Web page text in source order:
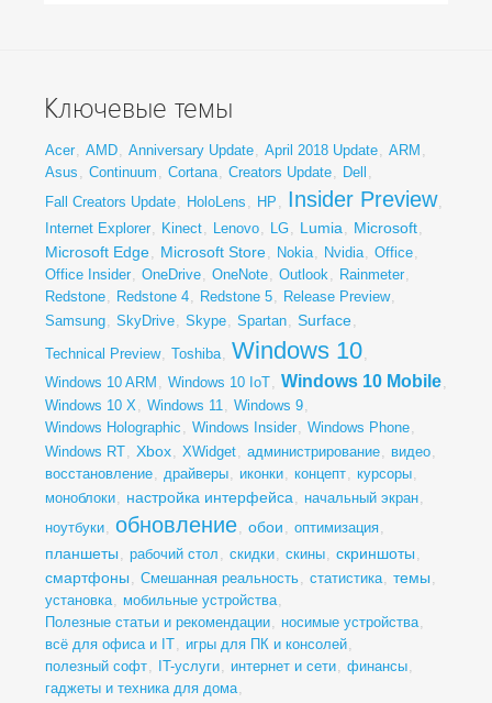
Ключевые темы
Acer, AMD, Anniversary Update, April 2018 Update, ARM ,
Asus , Continuum , Cortana, Creators Update, Dell ,
Fall Creators Update, HoloLens , HP , Insider Preview,
Internet Explorer, Kinect, Lenovo, LG, Lumia , Microsoft,
Microsoft Edge, Microsoft Store, Nokia, Nvidia, Office,
Office Insider, OneDrive, OneNote, Outlook, Rainmeter,
Redstone, Redstone 4, Redstone 5, Release Preview,
Samsung, SkyDrive, Skype, Spartan, Surface,
Technical Preview, Toshiba, Windows 10,
Windows 10 ARM , Windows 10 IoT, Windows 10 Mobile,
Windows 10 X, Windows 11, Windows 9,
Windows Holographic , Windows Insider, Windows Phone,
Windows RT, Xbox, XWidget, администрирование, видео,
восстановление, драйверы, иконки, концепт, курсоры,
моноблоки, настройка интерфейса , начальный экран,
ноутбуки, обновление, обои , оптимизация,
планшеты , рабочий стол , скидки, скины, скриншоты ,
смартфоны , Смешанная реальность, статистика, темы ,
установка, мобильные устройства,
Полезные статьи и рекомендации, носимые устройства,
всё для офиса и IT, игры для ПК и консолей,
полезный софт, IT-услуги, интернет и сети, финансы,
гаджеты и техника для дома,